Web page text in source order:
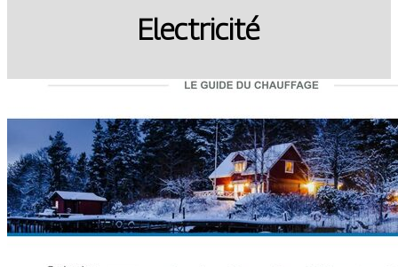
Electricité